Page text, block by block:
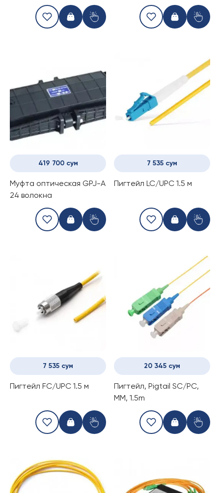
419 700 сум
Муфта оптическая GPJ-A
24 волокна
7 535 сум
Пигтейл LC/UPC 1.5 м
7 535 сум
Пигтейл FC/UPC 1.5 м
20 345 сум
Пигтейл, Pigtail SC/PC,
MM, 1.5m